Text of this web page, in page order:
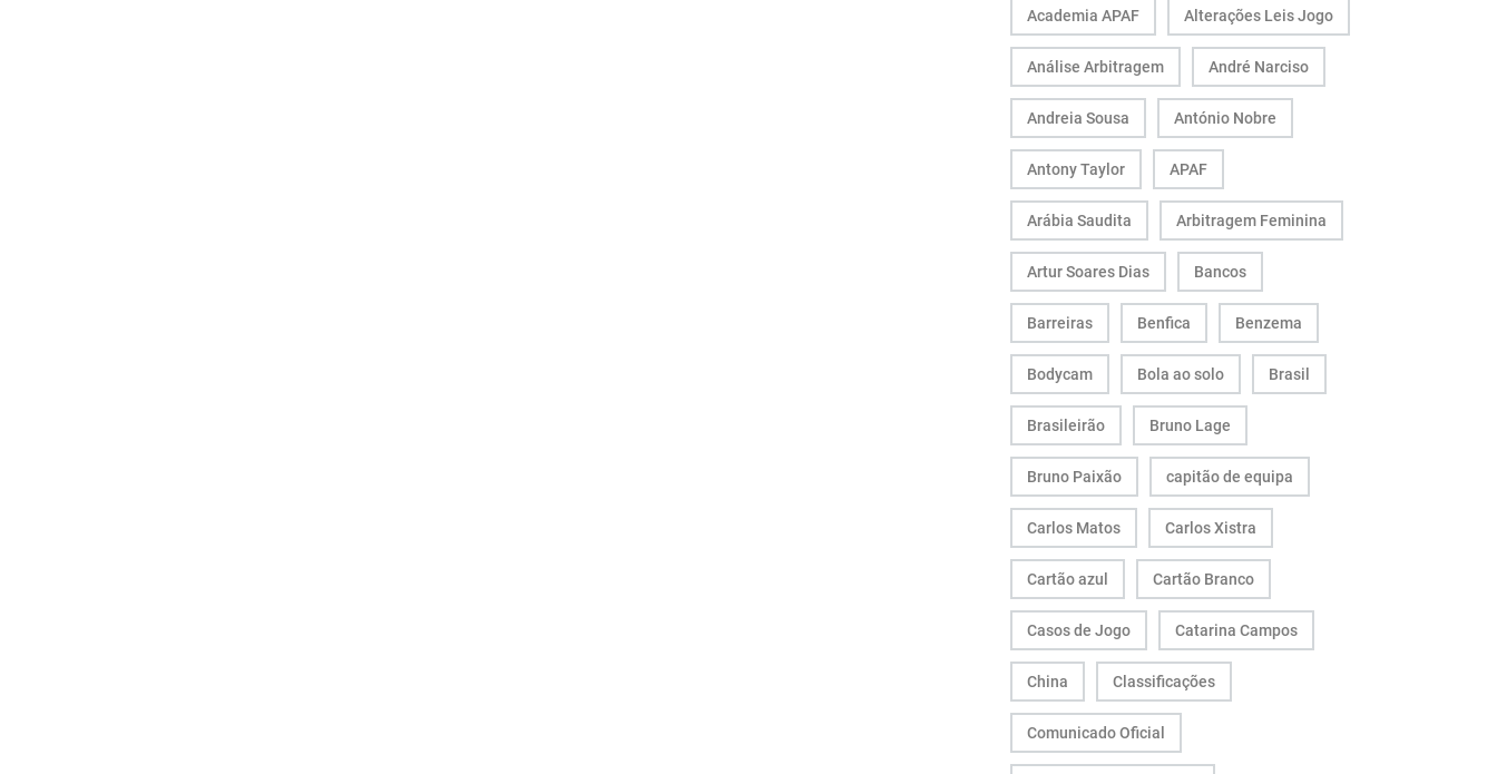
Academia APAF Alterações Leis Jogo
Análise Arbitragem André Narciso
Andreia Sousa António Nobre
Antony Taylor APAF
Arábia Saudita Arbitragem Feminina
Artur Soares Dias Bancos
Barreiras Benfica Benzema
Bodycam Bola ao solo Brasil
Brasileirão Bruno Lage
Bruno Paixão capitão de equipa
Carlos Matos Carlos Xistra
Cartão azul Cartão Branco
Casos de Jogo Catarina Campos
China Classificações
Comunicado Oficial